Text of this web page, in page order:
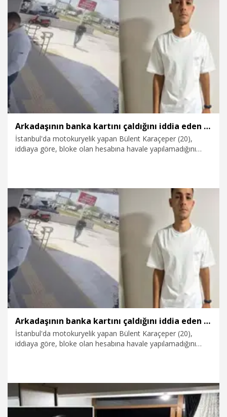
2.08.2026 Politika
Arkadaşının banka kartını çaldığını iddia eden motokuryeye, 'dolandırıcılık'tan 22 yıl hapis
İstanbul'da motokuryelik yapan Bülent Karaçeper (20),
iddiaya göre, bloke olan hesabına havale yapılamadığını
sürünce, kimlik bilgilerinin başkaları tarafından kullanıldığı
iddiasıyla savcılığa suç duyurusunda bulunan Bülent
Karaçeper, hukuki süreç devam ederken, ‘dolandırıcılık’
suçundan 22 yıl hapis cezası ile tutuklandı.
2.08.2026 Video
Arkadaşının banka kartını çaldığını iddia eden motokuryeye, 'dolandırıcılık'tan 22 yıl hapis
İstanbul'da motokuryelik yapan Bülent Karaçeper (20),
iddiaya göre, bloke olan hesabına havale yapılamadığını
sürünce, kimlik bilgilerinin başkaları tarafından kullanıldığı
iddiasıyla savcılığa suç duyurusunda bulunan Bülent
Karaçeper, hukuki süreç devam ederken, ‘dolandırıcılık’
suçundan 22 yıl hapis cezası ile tutuklandı.